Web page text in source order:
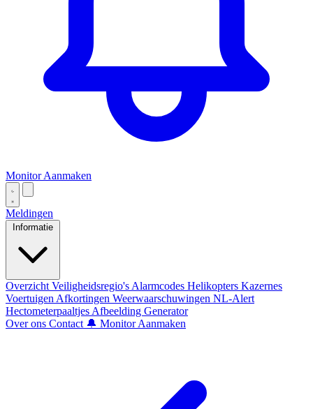
Monitor Aanmaken
Meldingen
Informatie
Overzicht Veiligheidsregio's Alarmcodes Helikopters Kazernes
Voertuigen Afkortingen Weerwaarschuwingen NL-Alert
Hectometerpaaltjes Afbeelding Generator
Over ons Contact 🔔 Monitor Aanmaken